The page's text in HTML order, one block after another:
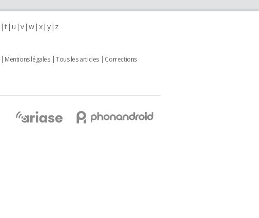
t u v w x y z
Mentions légales Tous les articles
Corrections